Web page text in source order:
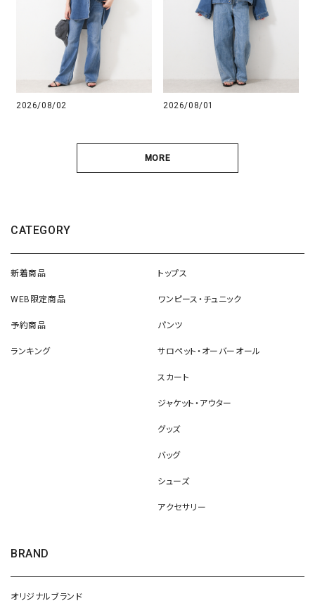
2026/08/02 2026/08/01
MORE
CATEGORY
新着商品
WEB限定商品
予約商品
ランキング
トップス
ワンピース・チュニック
パンツ
サロペット・オーバーオール
スカート
ジャケット・アウター
グッズ
バッグ
シューズ
アクセサリー
BRAND
オリジナルブランド